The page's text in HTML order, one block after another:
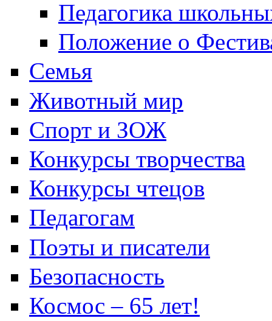
Педагогика
Положение о
Семья
Животный мир
Спорт и ЗОЖ
Конкурсы творчества
Конкурсы чтецов
Педагогам
Поэты и писатели
Безопасность
Космос – 65 лет!